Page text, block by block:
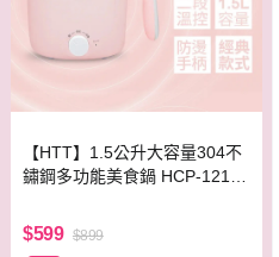
【HTT】1.5公升大容量304不
鏽鋼多功能美食鍋 HCP-1216
$599 $899